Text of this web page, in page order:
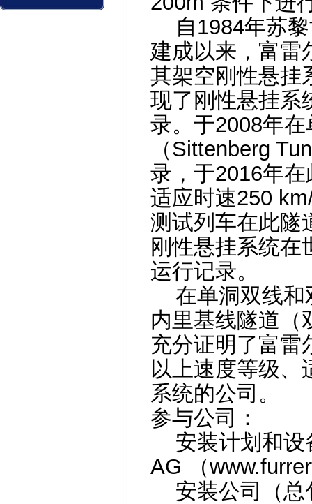
自1984年苏黎
建成以来，富雷
其架空刚性悬挂
现了刚性悬挂系
录。于2008年
（Sittenberg
录，于2016年
适应时速250
测试列车在此隧
刚性悬挂系统在
运行记录。
在单洞双线和
内里基线隧道（
充分证明了富雷
以上速度等级、
系统的公司。
参与公司：
安装计划和设
AG （
安装公司（总